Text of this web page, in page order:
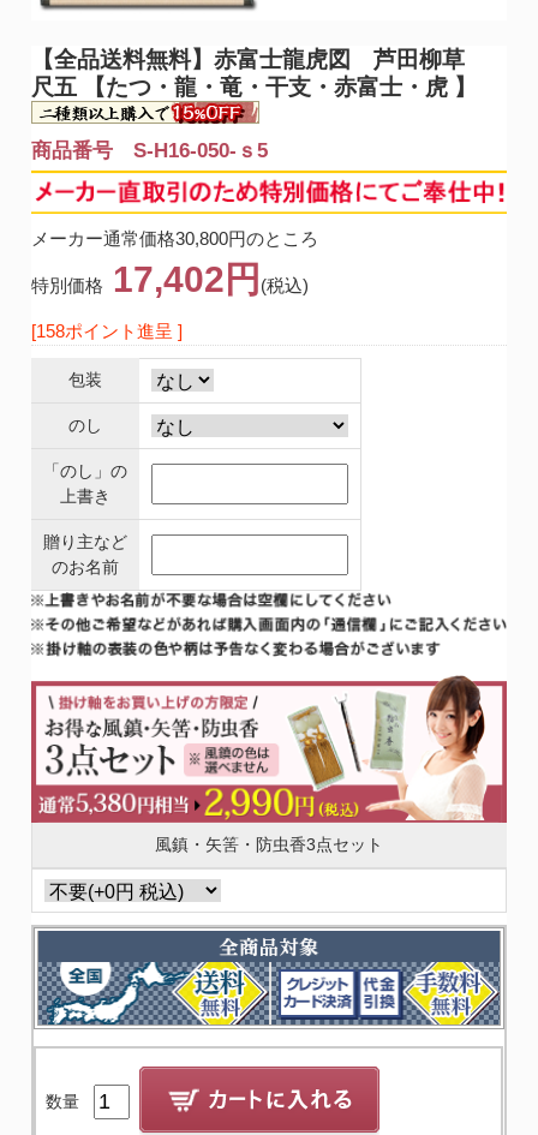
【全品送料無料】赤富士龍虎図 芦田柳草
尺五 【たつ・龍・竜・干支・赤富士・虎 】
商品番号 S-H16-050-ｓ5
メーカー通常価格30,800円のところ
特別価格 17,402円 (税込)
[158ポイント進呈 ]
包装
のし
「のし」の
上書き
贈り主など
のお名前
風鎮・矢筈・防虫香3点セット
数量